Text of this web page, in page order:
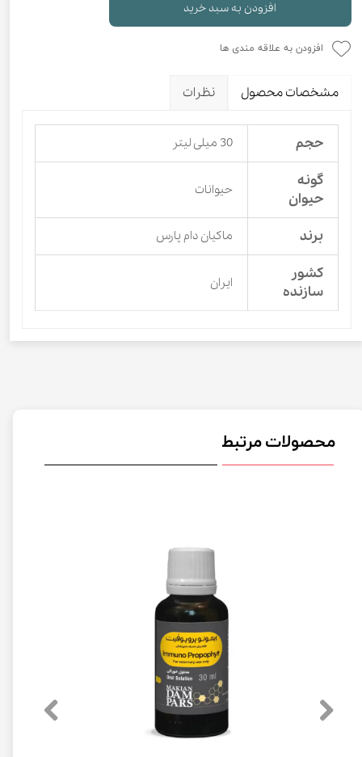
افزودن به سبد خرید
افزودن به علاقه مندی ها
مشخصات محصول نظرات
حجم 30 میلی لیتر
گونه
حیوان
حیوانات
برند ماکیان دام پارس
کشور
سازنده
ایران
محصولات مرتبط